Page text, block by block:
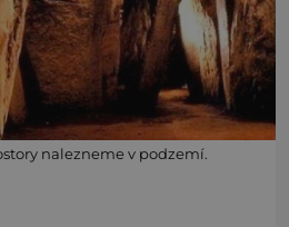
nalezneme v podzemí.